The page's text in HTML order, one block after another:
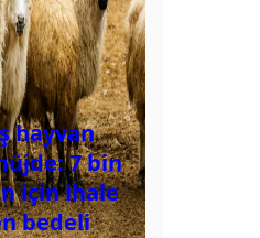
hayvan
7 bin
için ihale
bedeli